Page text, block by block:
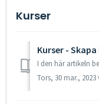
Kurser
Kurser -
Tors, 30 mar., 2023